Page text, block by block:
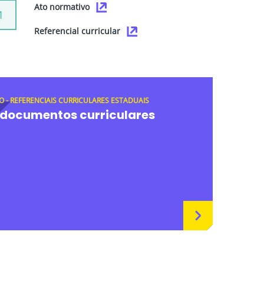
Ato normativo
Referencial curricular
- REFERENCIAIS CURRICULARES ESTADUAIS
curriculares